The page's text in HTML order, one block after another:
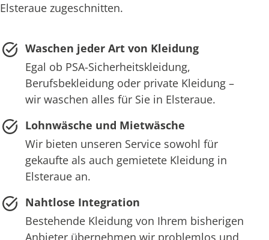
Elsteraue zugeschnitten.
Waschen jeder Art von Kleidung
Egal ob PSA-Sicherheitskleidung,
Berufsbekleidung oder private Kleidung –
wir waschen alles für Sie in Elsteraue.
Lohnwäsche und Mietwäsche
Wir bieten unseren Service sowohl für
gekaufte als auch gemietete Kleidung in
Elsteraue an.
Nahtlose Integration
Bestehende Kleidung von Ihrem bisherigen